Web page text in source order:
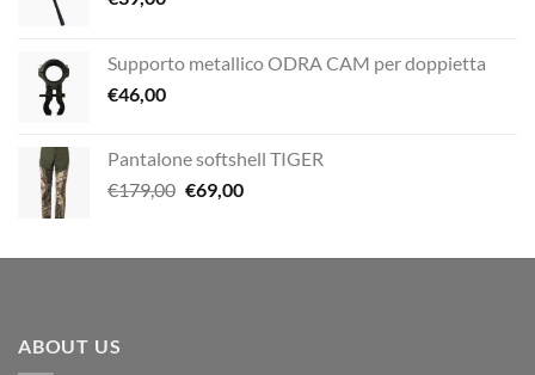
Supporto metallico ODRA CAM per doppietta
€46,00
Pantalone softshell TIGER
€179,00 Il
era:
€69,00Il
è:
ABOUT US